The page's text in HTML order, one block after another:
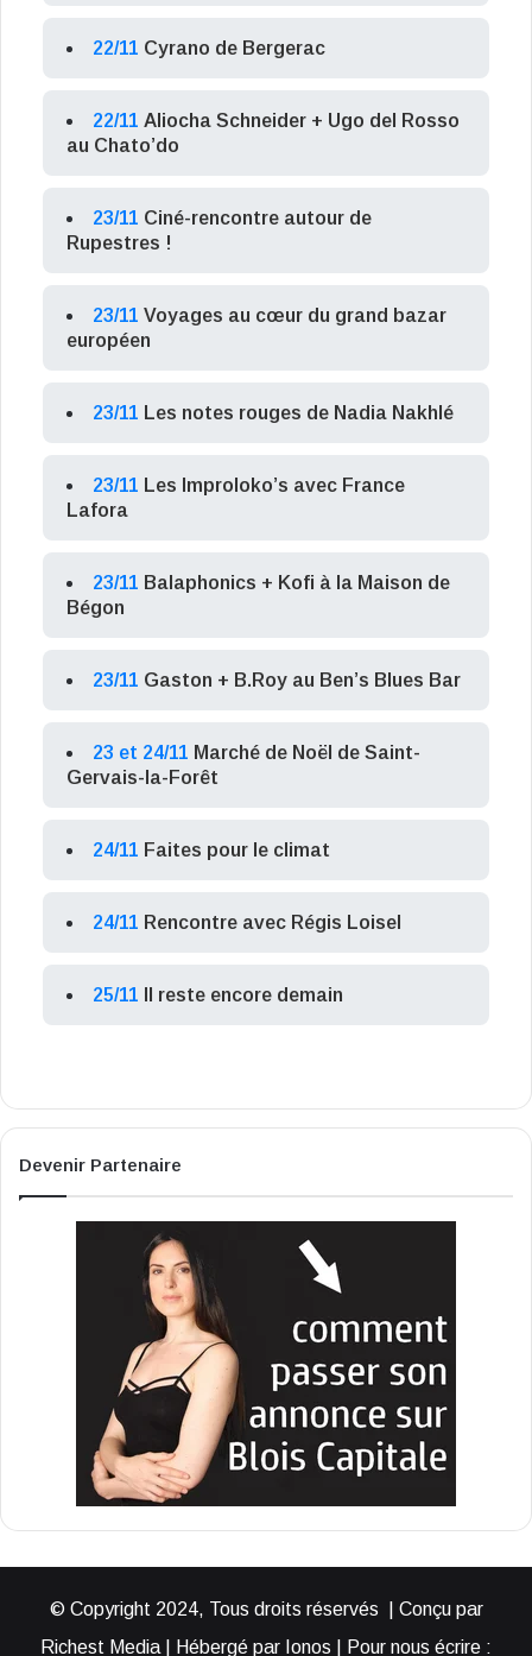
22/11 Cyrano de Bergerac
22/11 Aliocha Schneider + Ugo del Rosso
au Chato’do
23/11 Ciné-rencontre autour de
Rupestres !
23/11 Voyages au cœur du grand bazar
européen
23/11 Les notes rouges de Nadia Nakhlé
23/11 Les Improloko’s avec France
Lafora
23/11 Balaphonics + Kofi à la Maison de
Bégon
23/11 Gaston + B.Roy au Ben’s Blues Bar
23 et 24/11 Marché de Noël de Saint-
Gervais-la-Forêt
24/11 Faites pour le climat
24/11 Rencontre avec Régis Loisel
25/11 Il reste encore demain
Devenir Partenaire
© Copyright 2024, Tous droits réservés | Conçu par
Richest Media | Hébergé par Ionos | Pour nous écrire :